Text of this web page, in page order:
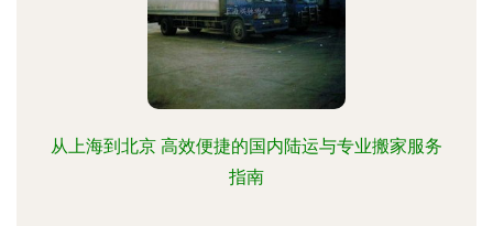
从上海到北京 高效便捷的国内陆运与专业搬家服务
指南